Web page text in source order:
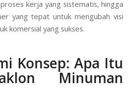
kerja yang sistematis, hingga
yang tepat untuk mengubah visi
komersial yang sukses.
Konsep: Apa Itu
Minuman